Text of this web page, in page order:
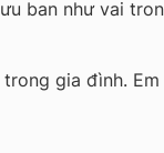
ban như vai
gia đình.